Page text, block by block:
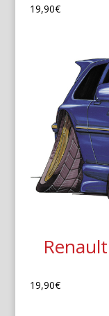
19,90€
19,90€